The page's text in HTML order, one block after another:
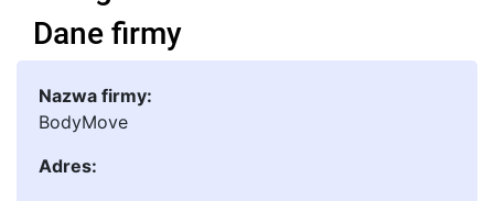
Dane firmy
Nazwa firmy:
BodyMove
Adres: